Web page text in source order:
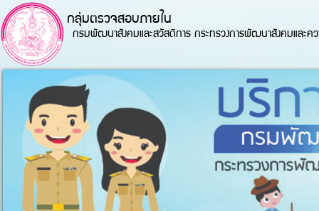
กลุ่มตรวจสอบภายใน
กรมพัฒนาสังคมและสวัสดิการ กระทรวงการพัฒนาสังคมและค